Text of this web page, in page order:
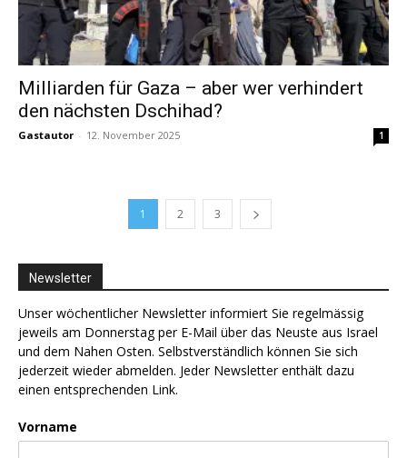
Milliarden für Gaza – aber wer verhindert
den nächsten Dschihad?
Gastautor - 12. November 2025 1
1 2 3
Newsletter
Unser wöchentlicher Newsletter informiert Sie regelmässig
jeweils am Donnerstag per E-Mail über das Neuste aus Israel
und dem Nahen Osten. Selbstverständlich können Sie sich
jederzeit wieder abmelden. Jeder Newsletter enthält dazu
einen entsprechenden Link.
Vorname